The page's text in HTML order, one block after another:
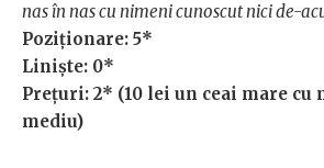
nas în nas cu nimeni cunoscut nici de-
Poziționare: 5*
Liniște: 0*
Prețuri: 2* (10 lei un ceai mare cu
mediu)